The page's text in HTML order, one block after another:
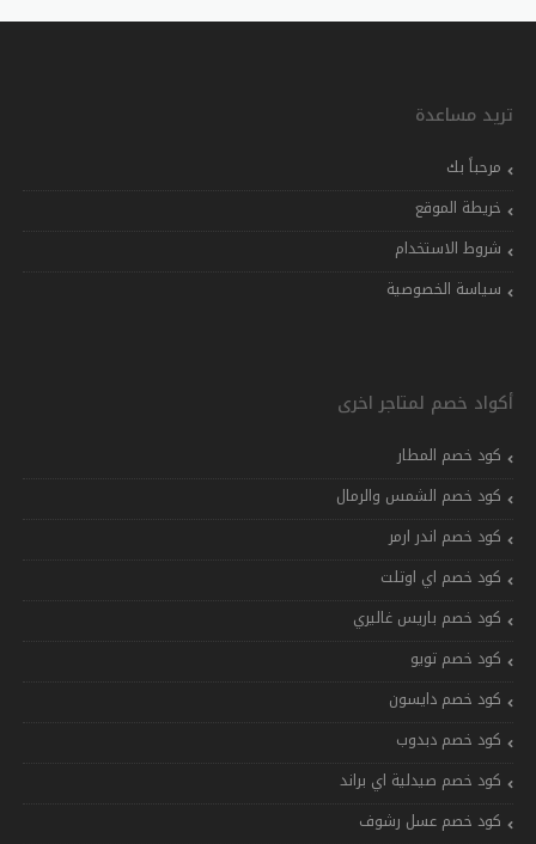
تريد مساعدة
مرحباً بك
خريطة الموقع
شروط الاستخدام
سياسة الخصوصية
أكواد خصم لمتاجر اخرى
كود خصم المطار
كود خصم الشمس والرمال
كود خصم اندر ارمر
كود خصم اي اوتلت
كود خصم باريس غاليري
كود خصم تويو
كود خصم دايسون
كود خصم دبدوب
كود خصم صيدلية اي براند
كود خصم عسل رشوف